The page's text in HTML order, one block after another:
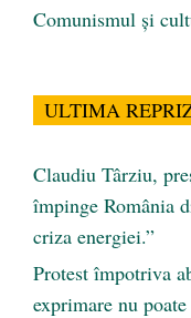
Comunismul şi
ULTIMA
Claudiu Târziu,
împinge România
criza energiei.”
Protest împotriva
exprimare nu